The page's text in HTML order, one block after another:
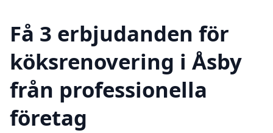
Få 3 erbjudanden för
köksrenovering i Åsby
från professionella
företag